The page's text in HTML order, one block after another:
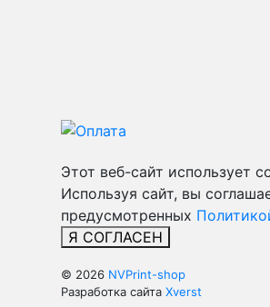
Этот веб-сайт использует
Используя сайт, вы
предусмотренных
Я СОГЛАСЕН
© 2026 NVPrint-shop
Разработка сайта Xverst